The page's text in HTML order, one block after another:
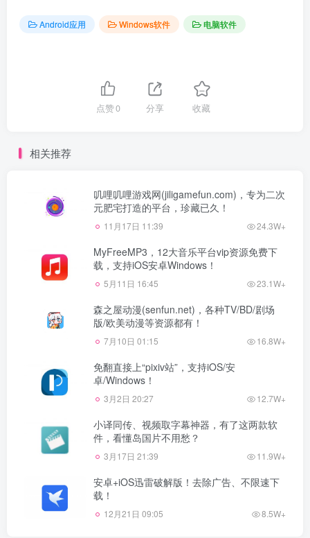
Android应用 Windows软件 电脑软件
点赞0 分享 收藏
相关推荐
叽哩叽哩游戏网(jiligamefun.com)，专为二次
元肥宅打造的平台，珍藏已久！
11月17日 11:39 24.3W+
MyFreeMP3，12大音乐平台vip资源免费下
载，支持iOS安卓Windows！
5月11日 16:45 23.1W+
森之屋动漫(senfun.net)，各种TV/BD/剧场
版/欧美动漫等资源都有！
7月10日 01:15 16.8W+
免翻直接上“pixiv站”，支持iOS/安
卓/Windows！
3月2日 20:27 12.7W+
小译同传、视频取字幕神器，有了这两款软
件，看懂岛国片不用愁？
3月17日 21:39 11.9W+
安卓+iOS迅雷破解版！去除广告、不限速下
载！
12月21日 09:05 8.5W+